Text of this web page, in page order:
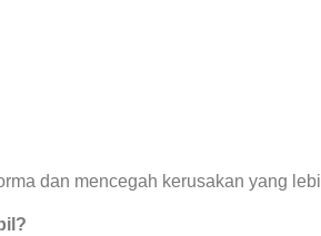
dan mencegah kerusakan yang